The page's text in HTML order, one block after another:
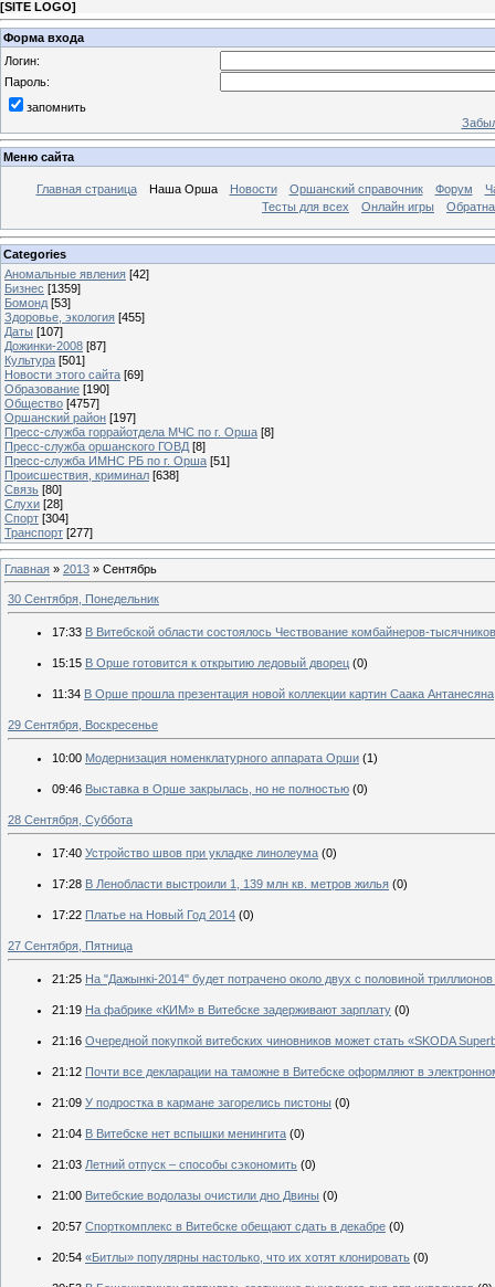
[SITE LOGO]
Форма входа
Логин:
Пароль:
запомнить
Меню сайта
Главная страница Наша Орша Новости Оршанский справочник Форум
Тесты для всех
Онлайн игры
Categories
Аномальные явления [42]
Бизнес [1359]
Бомонд [53]
Здоровье, экология [455]
Даты [107]
Дожинки-2008 [87]
Культура [501]
Новости этого сайта [69]
Образование [190]
Общество [4757]
Оршанский район [197]
Пресс-служба горрайотдела МЧС по г. Орша [8]
Пресс-служба оршанского ГОВД [8]
Пресс-служба ИМНС РБ по г. Орша [51]
Проиcшествия, криминал [638]
Связь [80]
Слухи [28]
Спорт [304]
Транспорт [277]
Главная » 2013 » Сентябрь
30 Сентября, Понедельник
17:33 В Витебской области состоялось Чествование комбайнеров-тысячников
15:15 В Орше готовится к открытию ледовый дворец (0)
11:34 В Орше прошла презентация новой коллекции картин Саака Антанесяна
29 Сентября, Воскресенье
10:00 Модернизация номенклатурного аппарата Орши (1)
09:46 Выставка в Орше закрылась, но не полностью (0)
28 Сентября, Суббота
17:40 Устройство швов при укладке линолеума (0)
17:28 В Ленобласти выстроили 1, 139 млн кв. метров жилья (0)
17:22 Платье на Новый Год 2014 (0)
27 Сентября, Пятница
21:25 На "Дажынкі-2014" будет потрачено около двух с половиной
21:19 На фабрике «КИМ» в Витебске задерживают зарплату (0)
21:16 Очередной покупкой витебских чиновников может стать «SKODA
21:12 Почти все декларации на таможне в Витебске оформляют в
21:09 У подростка в кармане загорелись пистоны (0)
21:04 В Витебске нет вспышки менингита (0)
21:03 Летний отпуск – способы сэкономить (0)
21:00 Витебские водолазы очистили дно Двины (0)
20:57 Спорткомплекс в Витебске обещают сдать в декабре (0)
20:54 «Битлы» популярны настолько, что их хотят клонировать (0)